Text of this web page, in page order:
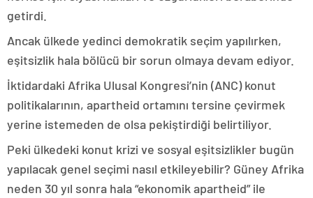
getirdi.
Ancak ülkede yedinci demokratik seçim yapılırken,
eşitsizlik hala bölücü bir sorun olmaya devam ediyor.
İktidardaki Afrika Ulusal Kongresi’nin (ANC) konut
politikalarının, apartheid ortamını tersine çevirmek
yerine istemeden de olsa pekiştirdiği belirtiliyor.
Peki ülkedeki konut krizi ve sosyal eşitsizlikler bugün
yapılacak genel seçimi nasıl etkileyebilir? Güney Afrika
neden 30 yıl sonra hala “ekonomik apartheid” ile